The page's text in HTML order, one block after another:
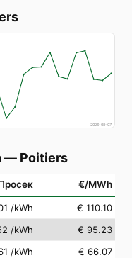
2026-08-07
— Poitiers
€/MWh
/kWh
€ 110.10
/kWh
€ 95.23
/kWh
€ 66.07